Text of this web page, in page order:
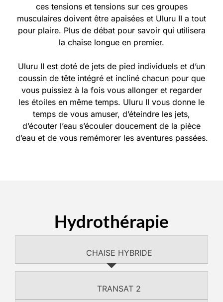
ces tensions et tensions sur ces groupes
musculaires doivent être apaisées et Uluru II a tout
pour plaire. Plus de débat pour savoir qui utilisera
la chaise longue en premier.
Uluru II est doté de jets de pied individuels et d’un
coussin de tête intégré et incliné chacun pour que
vous puissiez à la fois vous allonger et regarder
les étoiles en même temps. Uluru II vous donne le
temps de vous amuser, d’éteindre les jets,
d’écouter l’eau s’écouler doucement de la pièce
d’eau et de vous remémorer les aventures passées.
Hydrothérapie
CHAISE HYBRIDE
TRANSAT 2